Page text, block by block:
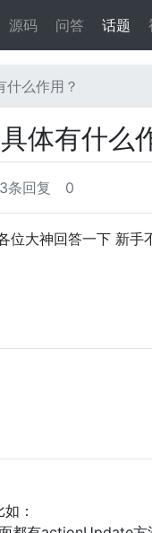
源码 问答 话题
么作用？
体有什么
3条回复 0
大神回答一下 新手
：